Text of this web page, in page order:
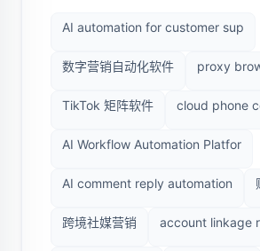
AI automation for customer sup
数字营销自动化软件 proxy
TikTok 矩阵软件 cloud phone
AI Workflow Automation Platfor
AI comment reply automation
跨境社媒营销 account linkage